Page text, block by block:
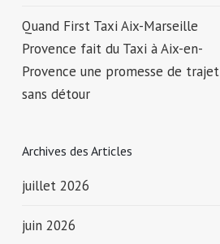
Quand First Taxi Aix-Marseille
Provence fait du Taxi à Aix-en-
Provence une promesse de trajet
sans détour
Archives des Articles
juillet 2026
juin 2026